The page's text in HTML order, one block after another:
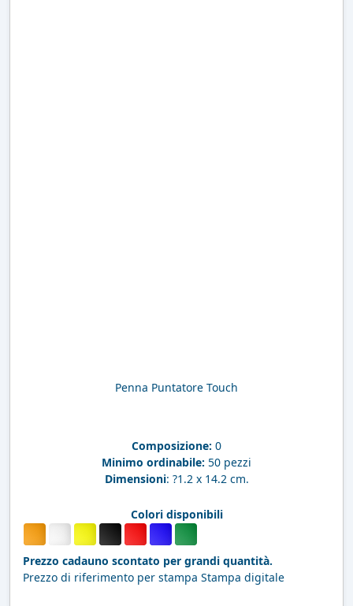
Penna Puntatore Touch
Composizione: 0
Minimo ordinabile: 50 pezzi
Dimensioni: ?1.2 x 14.2 cm.
Colori disponibili
Prezzo cadauno scontato per grandi quantità.
Prezzo di riferimento per stampa Stampa digitale